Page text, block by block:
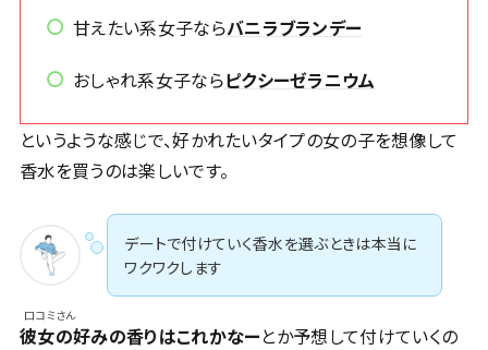
甘えたい系女子ならバニラブランデー
おしゃれ系女子ならピクシーゼラニウム
というような感じで、好かれたいタイプの女の子を想像して
香水を買うのは楽しいです。
口コミさん
デートで付けていく香水を選ぶときは本当に
ワクワクします
彼女の好みの香りはこれかなーとか予想して付けていくの